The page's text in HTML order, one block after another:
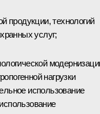
продукции, технологий
услуг;
нагрузки
использование